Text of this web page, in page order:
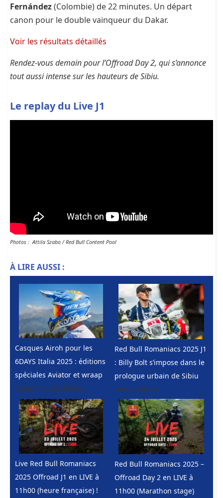
Fernández(Colombie) de 22 minutes. Un départ
canon pour le double vainqueur du Dakar.
Voir les résultats détaillés
Rendez-vous demain pour l’Offroad Day 2, qui s’annonce
tout aussi intense sur les hauteurs de Sibiu.
Le replay du Live J1
Photos : Attila Szabo / Red Bull Content Pool
À LIRE AUSSI :
Casques Airoh pour les
6DAYS Italia 2025 : éditions
spéciales Aviator et wraap
Equipements pilotes
Live Red Bull Romaniacs
2025 Offroad J1 en LIVE à
11h00 (heure française) !
Red Bull Romaniacs 2025 J1
: Billy Bolt s’impose dans le
prologue urbain de Sibiu
Hard enduro
Red Bull Romaniacs 2025 –
Offroad Day 2 en LIVE à
11h00 (Marathon stage)